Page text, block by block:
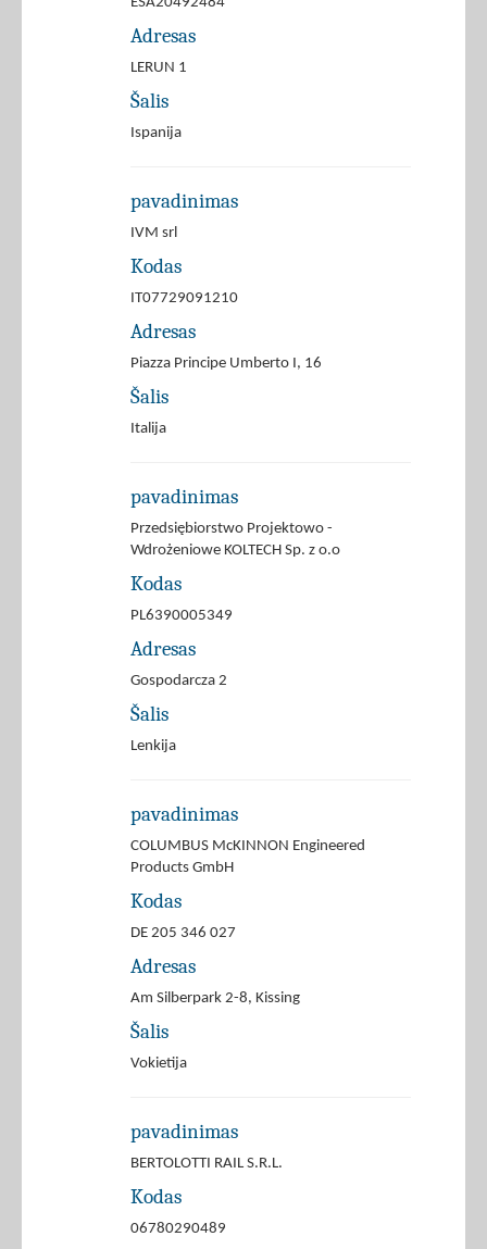
Adresas
LERUN 1
Šalis
Ispanija
pavadinimas
IVM srl
Kodas
IT07729091210
Adresas
Piazza Principe Umberto I, 16
Šalis
Italija
pavadinimas
Przedsiębiorstwo Projektowo -
Wdrożeniowe KOLTECH Sp. z o.o
Kodas
PL6390005349
Adresas
Gospodarcza 2
Šalis
Lenkija
pavadinimas
COLUMBUS McKINNON Engineered
Products GmbH
Kodas
DE 205 346 027
Adresas
Am Silberpark 2-8, Kissing
Šalis
Vokietija
pavadinimas
BERTOLOTTI RAIL S.R.L.
Kodas
06780290489